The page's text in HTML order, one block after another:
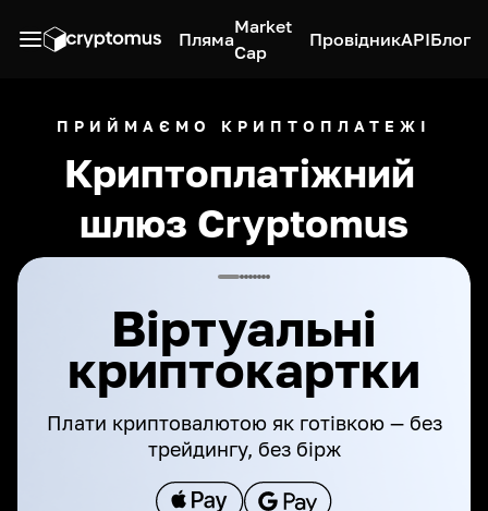
Пляма
Market
Cap
ПровідникAPIБлог
ПРИЙМАЄМО КРИПТОПЛАТЕЖІ
Криптоплатіжний
шлюз Cryptomus
Віртуальні
криптокартки
Плати криптовалютою як готівкою — без
трейдингу, без бірж